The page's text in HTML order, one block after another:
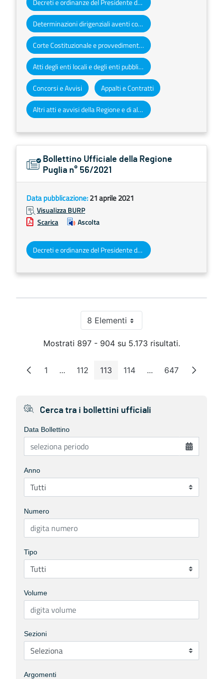
Decreti e ordinanze del Presidente della Giunta regionale
Determinazioni dirigenziali aventi contenuto di interesse generale
Corte Costituzionale e provvedimenti organi giurisdizionali
Atti degli enti locali e degli enti pubblici e privati
Concorsi e Avvisi Appalti e Contratti
Altri atti e avvisi della Regione e di altri enti pubblici che interessano la collettività regionale
Bollettino Ufficiale della Regione
Puglia n° 56/2021
Data pubblicazione:21 aprile 2021
Visualizza BURP
Scarica
Ascolta
Decreti e ordinanze del Presidente della Giunta regionale
8 ElementiPer pagina
Mostrati 897 - 904 su 5.173 risultati.
Pagina
1 ...Pagine intermedie
Pagina
112 Pagina
113 Pagina
114 ...Pagine intermedie
Pagina
647
Cerca tra i bollettini ufficiali
Data Bollettino
Anno
Numero
Tipo
Volume
Sezioni
Argomenti